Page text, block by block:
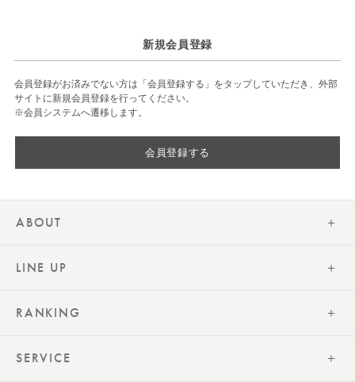
新規会員登録
会員登録がお済みでない方は「会員登録する」をタップしていただき、外部
サイトに新規会員登録を行ってください。
※会員システムへ遷移します。
会員登録する
ABOUT
LINE UP
RANKING
SERVICE